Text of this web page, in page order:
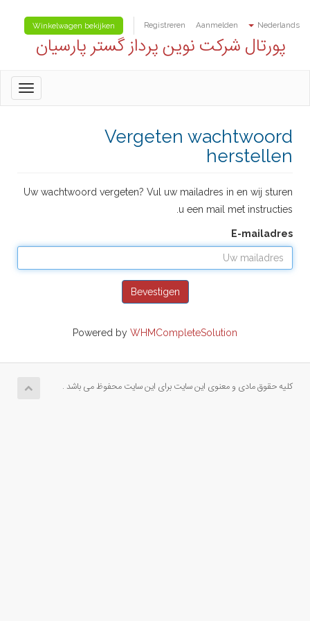
Nederlands
Aanmelden
Registreren
Winkelwagen bekijken
پورتال شرکت نوین پرداز گستر پارسیان
Vergeten wachtwoord
herstellen
Uw wachtwoord vergeten? Vul uw mailadres in en wij sturen
u een mail met instructies.
E-mailadres
Bevestigen
Powered by WHMCompleteSolution
کلیه حقوق مادی و معنوی این سایت برای این سایت محفوظ می باشد .